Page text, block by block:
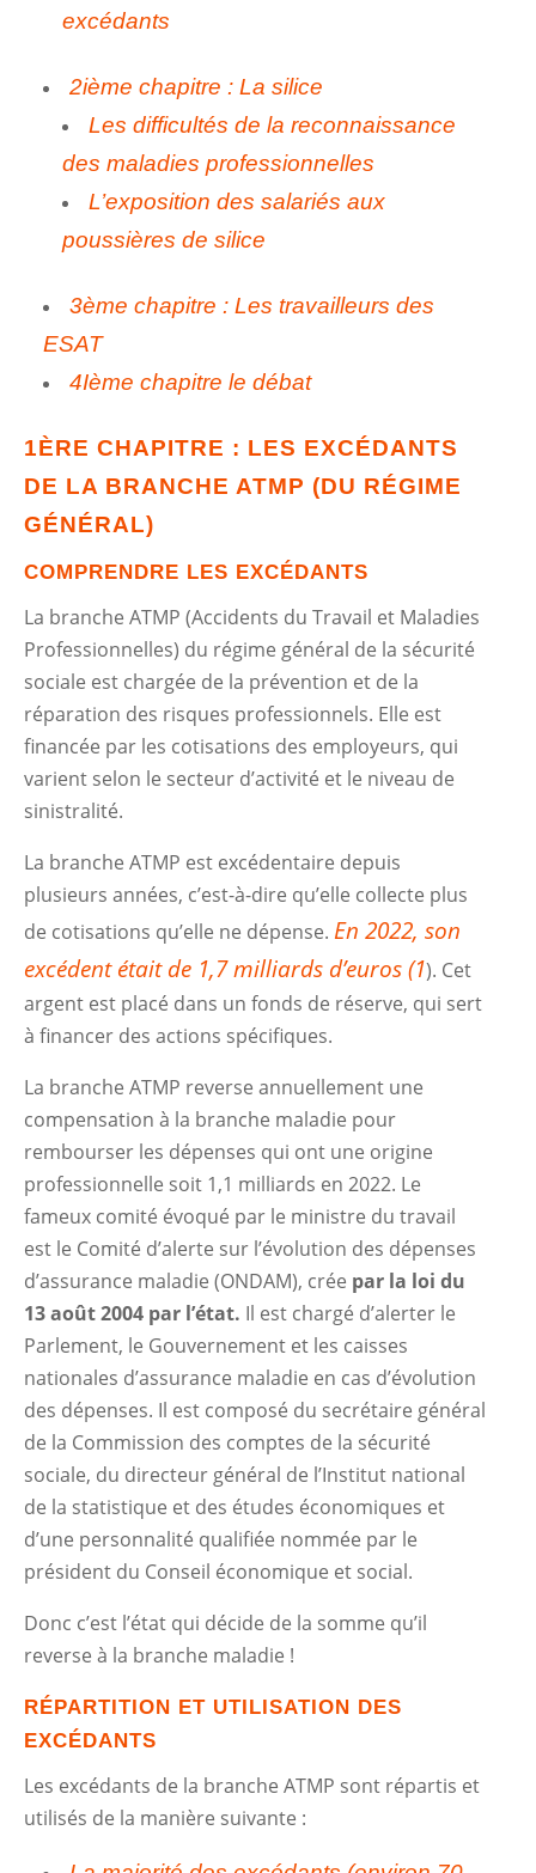
excédants
2ième chapitre : La silice
Les difficultés de la reconnaissance
des maladies professionnelles
L’exposition des salariés aux
poussières de silice
3ème chapitre : Les travailleurs des
ESAT
4Ième chapitre le débat
1ÈRE CHAPITRE : LES EXCÉDANTS
DE LA BRANCHE ATMP (DU RÉGIME
GÉNÉRAL)
COMPRENDRE LES EXCÉDANTS
La branche ATMP (Accidents du Travail et Maladies
Professionnelles) du régime général de la sécurité
sociale est chargée de la prévention et de la
réparation des risques professionnels. Elle est
financée par les cotisations des employeurs, qui
varient selon le secteur d’activité et le niveau de
sinistralité.
La branche ATMP est excédentaire depuis
plusieurs années, c’est-à-dire qu’elle collecte plus
de cotisations qu’elle ne dépense.En 2022, son
excédent était de 1,7 milliards d’euros(1). Cet
argent est placé dans un fonds de réserve, qui sert
à financer des actions spécifiques.
La branche ATMP reverse annuellement une
compensation à la branche maladie pour
rembourser les dépenses qui ont une origine
professionnelle soit 1,1 milliards en 2022. Le
fameux comité évoqué par le ministre du travail
est le Comité d’alerte sur l’évolution des dépenses
d’assurance maladie (ONDAM), crée par la loi du
13 août 2004 par l’état. Il est chargé d’alerter le
Parlement, le Gouvernement et les caisses
nationales d’assurance maladie en cas d’évolution
des dépenses. Il est composé du secrétaire général
de la Commission des comptes de la sécurité
sociale, du directeur général de l’Institut national
de la statistique et des études économiques et
d’une personnalité qualifiée nommée par le
président du Conseil économique et social.
Donc c’est l’état qui décide de la somme qu’il
reverse à la branche maladie !
RÉPARTITION ET UTILISATION DES
EXCÉDANTS
Les excédants de la branche ATMP sont répartis et
utilisés de la manière suivante :